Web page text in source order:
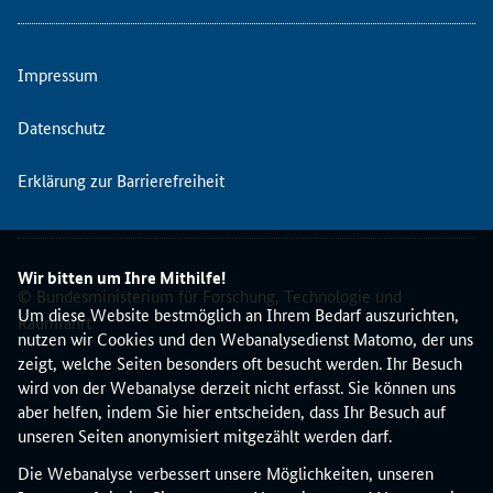
Wir bitten um Ihre Mithilfe!
Um diese Website bestmöglich an Ihrem Bedarf auszurichten,
nutzen wir Cookies und den Webanalysedienst Matomo, der uns
zeigt, welche Seiten besonders oft besucht werden. Ihr Besuch
wird von der Webanalyse derzeit nicht erfasst. Sie können uns
aber helfen, indem Sie hier entscheiden, dass Ihr Besuch auf
unseren Seiten anonymisiert mitgezählt werden darf.
Die Webanalyse verbessert unsere Möglichkeiten, unseren
r
n
e
s
ä
d
n
i
s
f
ü
r
e
Impressum
Datenschutz
Erklärung zur Barrierefreiheit
© Bundesministerium für Forschung, Technologie und
Raumfahrt